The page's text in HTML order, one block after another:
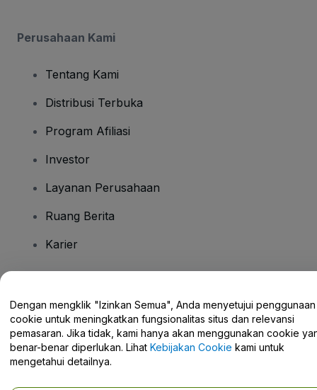
Perusahaan Kami
Tentang Kami
Distribusi Terbuka
Program Afiliasi
Investor
Layanan Perusahaan
Ruang Berita
Karier
Pusat Bantuan / Hubungi Kami
Dengan mengklik "Izinkan Semua", Anda menyetujui penggunaan
cookie untuk meningkatkan fungsionalitas situs dan relevansi
pemasaran. Jika tidak, kami hanya akan menggunakan cookie
benar-benar diperlukan. Lihat Kebijakan Cookie kami untuk
mengetahui detailnya.